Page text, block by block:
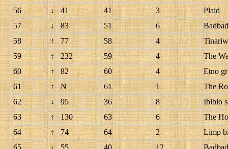
56
↓ 41 41 3
Plaid
57
↓ 83 51 6
58
↑ 77 58 4
59
↑ 232 59 4
The
60
↑ 82 60 4
Etno
61
↑ N 61 1
The
62
↓ 95 36 8
Ibibio
63
↑ 130 63 6
The
64
↑ 74 64 2
Limp
65
↓ 55 40 12